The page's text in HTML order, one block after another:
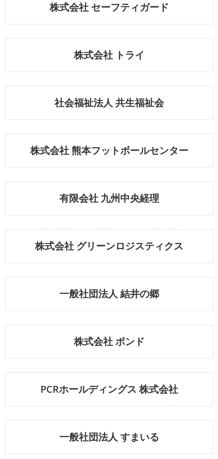
株式会社 セーフティガード
株式会社 トライ
社会福祉法人 共生福祉会
株式会社 熊本フットボールセンター
有限会社 九州中央経理
株式会社 グリーンロジスティクス
一般社団法人 結井の郷
株式会社 ボンド
PCRホールディングス 株式会社
一般社団法人 すまいる